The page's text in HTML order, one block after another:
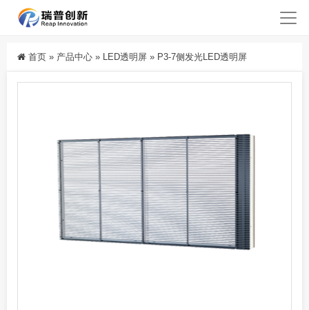
首页 » 产品中心 » LED透明屏 » P3-7侧发光LED透明屏